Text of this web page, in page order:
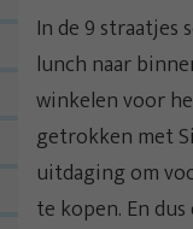
In de 9 straatjes
lunch naar
winkelen voor
getrokken met
uitdaging om
te kopen. En